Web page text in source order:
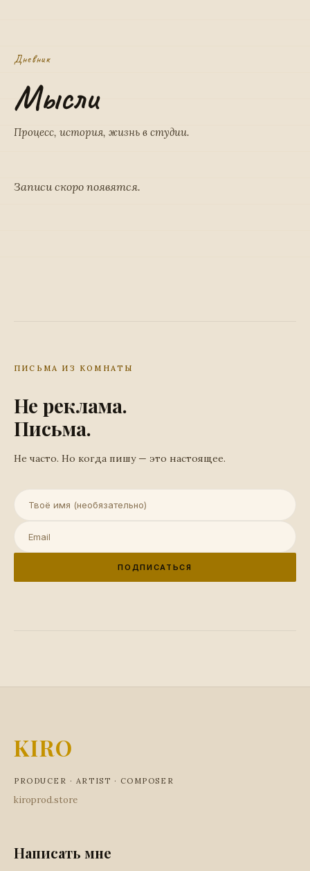
Дневник
Мысли
Процесс, история, жизнь в студии.
Записи скоро появятся.
ПИСЬМА ИЗ КОМНАТЫ
Не реклама.
Письма.
Не часто. Но когда пишу — это настоящее.
ПОДПИСАТЬСЯ
KIRO
PRODUCER · ARTIST · COMPOSER
kiroprod.store
Написать мне